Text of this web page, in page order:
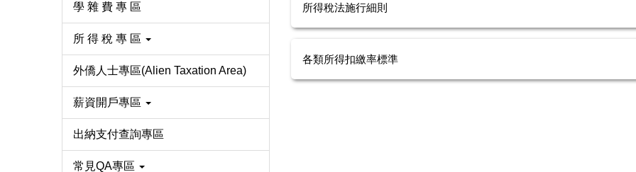
學 雜 費 專 區
所 得 稅 專 區
外僑人士專區(Alien Taxation Area)
薪資開戶專區
出納支付查詢專區
常見QA專區
所得稅法施行細則
各類所得扣繳率標準